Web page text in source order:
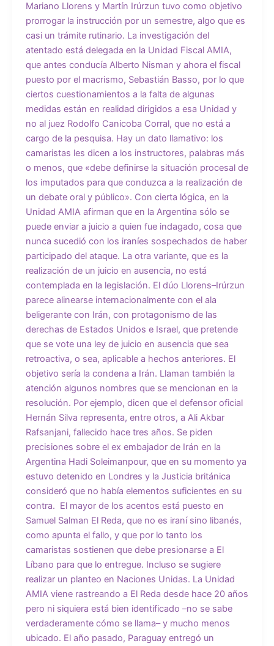
Mariano Llorens y Martín Irúrzun tuvo como objetivo
prorrogar la instrucción por un semestre, algo que es
casi un trámite rutinario. La investigación del
atentado está delegada en la Unidad Fiscal AMIA,
que antes conducía Alberto Nisman y ahora el fiscal
puesto por el macrismo, Sebastián Basso, por lo que
ciertos cuestionamientos a la falta de algunas
medidas están en realidad dirigidos a esa Unidad y
no al juez Rodolfo Canicoba Corral, que no está a
cargo de la pesquisa. Hay un dato llamativo: los
camaristas les dicen a los instructores, palabras más
o menos, que «debe definirse la situación procesal de
los imputados para que conduzca a la realización de
un debate oral y público». Con cierta lógica, en la
Unidad AMIA afirman que en la Argentina sólo se
puede enviar a juicio a quien fue indagado, cosa que
nunca sucedió con los iraníes sospechados de haber
participado del ataque. La otra variante, que es la
realización de un juicio en ausencia, no está
contemplada en la legislación. El dúo Llorens–Irúrzun
parece alinearse internacionalmente con el ala
beligerante con Irán, con protagonismo de las
derechas de Estados Unidos e Israel, que pretende
que se vote una ley de juicio en ausencia que sea
retroactiva, o sea, aplicable a hechos anteriores. El
objetivo sería la condena a Irán. Llaman también la
atención algunos nombres que se mencionan en la
resolución. Por ejemplo, dicen que el defensor oficial
Hernán Silva representa, entre otros, a Ali Akbar
Rafsanjani, fallecido hace tres años. Se piden
precisiones sobre el ex embajador de Irán en la
Argentina Hadi Soleimanpour, que en su momento ya
estuvo detenido en Londres y la Justicia británica
consideró que no había elementos suficientes en su
contra. El mayor de los acentos está puesto en
Samuel Salman El Reda, que no es iraní sino libanés,
como apunta el fallo, y que por lo tanto los
camaristas sostienen que debe presionarse a El
Líbano para que lo entregue. Incluso se sugiere
realizar un planteo en Naciones Unidas. La Unidad
AMIA viene rastreando a El Reda desde hace 20 años
pero ni siquiera está bien identificado –no se sabe
verdaderamente cómo se llama– y mucho menos
ubicado. El año pasado, Paraguay entregó un